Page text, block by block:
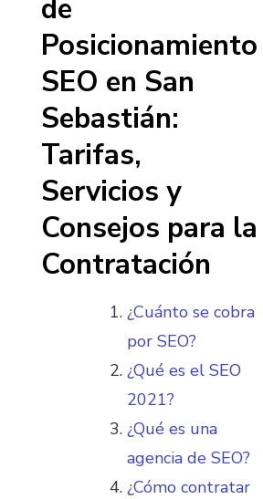
de
Posicionamiento
SEO en San
Sebastián:
Tarifas,
Servicios y
Consejos para la
Contratación
¿Cuánto se cobra
por SEO?
¿Qué es el SEO
2021?
¿Qué es una
agencia de SEO?
¿Cómo contratar